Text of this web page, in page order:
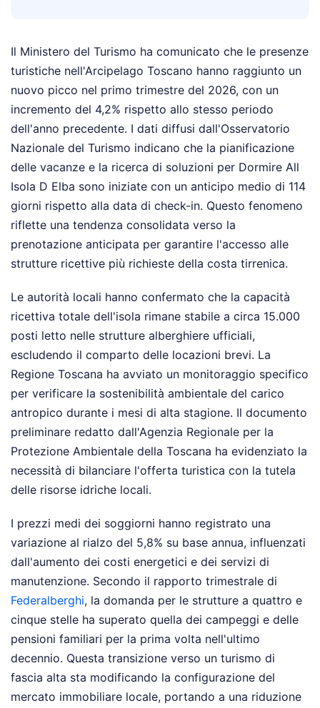
Il Ministero del Turismo ha comunicato che le presenze
turistiche nell'Arcipelago Toscano hanno raggiunto un
nuovo picco nel primo trimestre del 2026, con un
incremento del 4,2% rispetto allo stesso periodo
dell'anno precedente. I dati diffusi dall'Osservatorio
Nazionale del Turismo indicano che la pianificazione
delle vacanze e la ricerca di soluzioni per Dormire All
Isola D Elba sono iniziate con un anticipo medio di 114
giorni rispetto alla data di check-in. Questo fenomeno
riflette una tendenza consolidata verso la
prenotazione anticipata per garantire l'accesso alle
strutture ricettive più richieste della costa tirrenica.
Le autorità locali hanno confermato che la capacità
ricettiva totale dell'isola rimane stabile a circa 15.000
posti letto nelle strutture alberghiere ufficiali,
escludendo il comparto delle locazioni brevi. La
Regione Toscana ha avviato un monitoraggio specifico
per verificare la sostenibilità ambientale del carico
antropico durante i mesi di alta stagione. Il documento
preliminare redatto dall'Agenzia Regionale per la
Protezione Ambientale della Toscana ha evidenziato la
necessità di bilanciare l'offerta turistica con la tutela
delle risorse idriche locali.
I prezzi medi dei soggiorni hanno registrato una
variazione al rialzo del 5,8% su base annua, influenzati
dall'aumento dei costi energetici e dei servizi di
manutenzione. Secondo il rapporto trimestrale di
Federalberghi, la domanda per le strutture a quattro e
cinque stelle ha superato quella dei campeggi e delle
pensioni familiari per la prima volta nell'ultimo
decennio. Questa transizione verso un turismo di
fascia alta sta modificando la configurazione del
mercato immobiliare locale, portando a una riduzione